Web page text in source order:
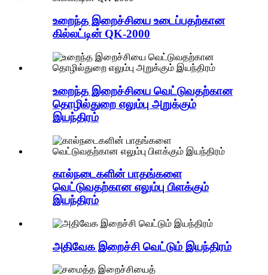
உறைந்த இறைச்சியை உடைப்பதற்கான
கில்லட்டின் QK-2000
உறைந்த இறைச்சியை வெட்டுவதற்கான
தொழில்துறை எலும்பு அறுக்கும்
இயந்திரம்
கால்நடைகளின் பாதங்களை
வெட்டுவதற்கான எலும்பு பிளக்கும்
இயந்திரம்
அதிவேக இறைச்சி வெட்டும் இயந்திரம்